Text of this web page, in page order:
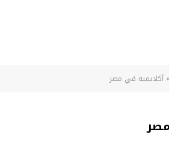
» أكاديمية في مصر